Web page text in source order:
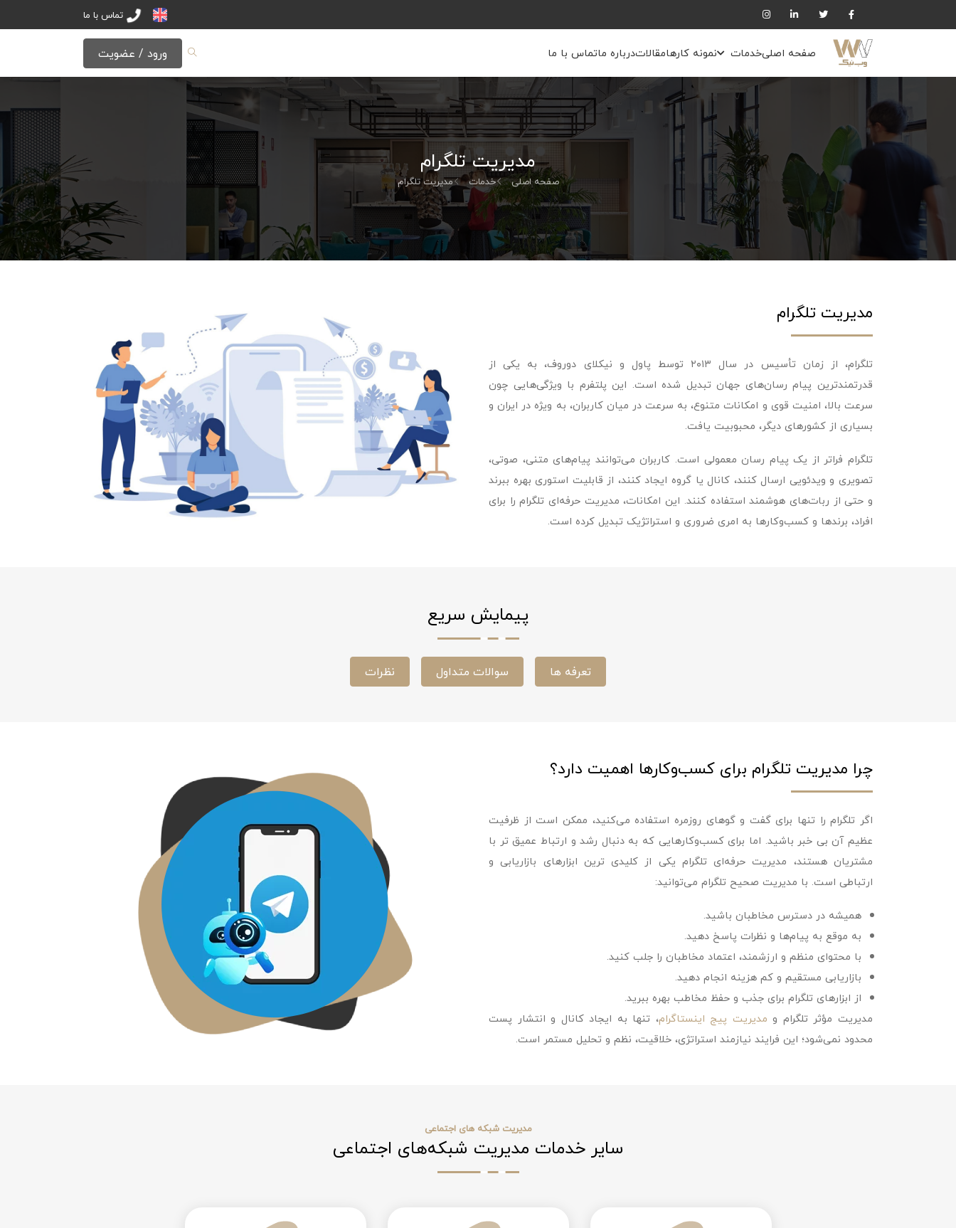
تماس با ما
صفحه اصلیخدمات نمونه کارهامقالاتدرباره ماتماس با ما ورود / عضویت
مدیریت تلگرام
صفحه اصلی خدمات مدیریت تلگرام
مدیریت تلگرام
تلگرام، از زمان تأسیس در سال ۲۰۱۳ توسط پاول و نیکلای دوروف، به یکی از
قدرتمندترین پیام‌ رسان‌های جهان تبدیل شده است. این پلتفرم با ویژگی‌هایی چون
سرعت بالا، امنیت قوی و امکانات متنوع، به‌ سرعت در میان کاربران، به‌ ویژه در ایران و
بسیاری از کشورهای دیگر، محبوبیت یافت.
تلگرام فراتر از یک پیام‌ رسان معمولی است. کاربران می‌توانند پیام‌های متنی، صوتی،
تصویری و ویدئویی ارسال کنند، کانال یا گروه ایجاد کنند، از قابلیت استوری بهره ببرند
و حتی از ربات‌های هوشمند استفاده کنند. این امکانات، مدیریت حرفه‌ای تلگرام را برای
افراد، برندها و کسب‌وکارها به امری ضروری و استراتژیک تبدیل کرده است.
پیمایش سریع
تعرفه ها سوالات متداول نظرات
چرا مدیریت تلگرام برای کسب‌وکارها اهمیت دارد؟
اگر تلگرام را تنها برای گفت‌ و گوهای روزمره استفاده می‌کنید، ممکن است از ظرفیت
عظیم آن بی‌ خبر باشید. اما برای کسب‌وکارهایی که به دنبال رشد و ارتباط عمیق‌ تر با
مشتریان هستند، مدیریت حرفه‌ای تلگرام یکی از کلیدی‌ ترین ابزارهای بازاریابی و
ارتباطی است. با مدیریت صحیح تلگرام می‌توانید:
همیشه در دسترس مخاطبان باشید.
به‌ موقع به پیام‌ها و نظرات پاسخ دهید.
با محتوای منظم و ارزشمند، اعتماد مخاطبان را جلب کنید.
بازاریابی مستقیم و کم‌ هزینه انجام دهید.
از ابزارهای تلگرام برای جذب و حفظ مخاطب بهره ببرید.
مدیریت مؤثر تلگرام و مدیریت پیج اینستاگرام، تنها به ایجاد کانال و انتشار پست
محدود نمی‌شود؛ این فرایند نیازمند استراتژی، خلاقیت، نظم و تحلیل مستمر است.
مدیریت شبکه های اجتماعی
سایر خدمات مدیریت شبکه‌های اجتماعی